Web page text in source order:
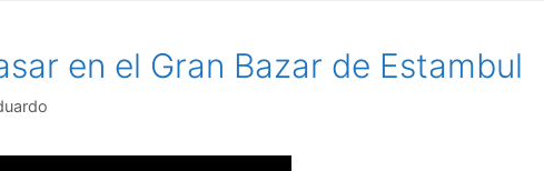
en el Gran Bazar de Estambul